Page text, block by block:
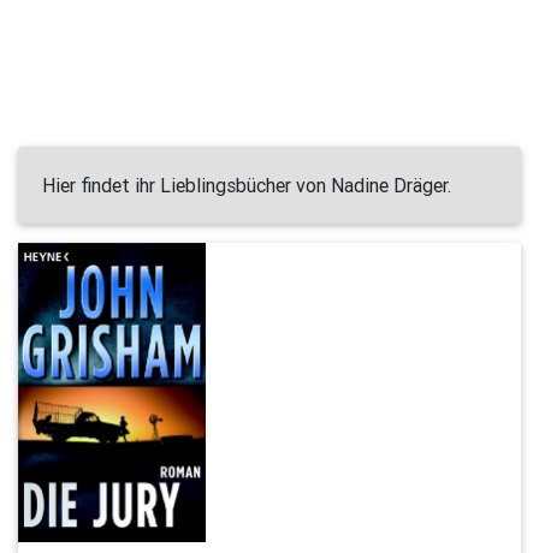
Hier findet ihr Lieblingsbücher von Nadine Dräger.